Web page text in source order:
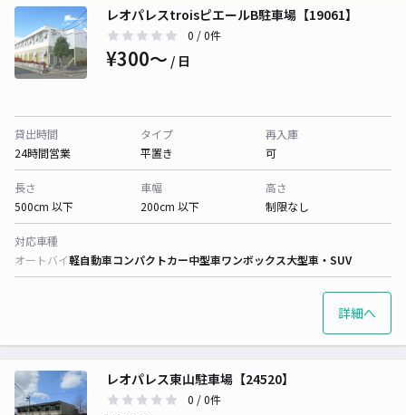
レオパレスtroisピエールB駐車場【19061】
0 / 0件
¥300〜 / 日
貸出時間
24時間営業
タイプ
平置き
再入庫
可
長さ
500cm 以下
車幅
200cm 以下
高さ
制限なし
対応車種
オートバイ軽自動車コンパクトカー中型車ワンボックス大型車・SUV
詳細へ
レオパレス東山駐車場【24520】
0 / 0件